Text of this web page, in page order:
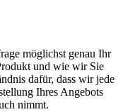
möglichst genau Ihr
und wie wir Sie
dafür, dass wir jede
Ihres Angebots
nimmt.